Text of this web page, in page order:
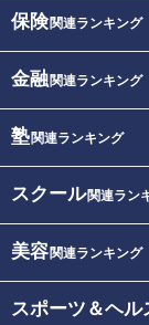
保険関連ランキング
金融関連ランキング
塾関連ランキング
スクール関連ラン
美容関連ランキング
スポーツ＆ヘル